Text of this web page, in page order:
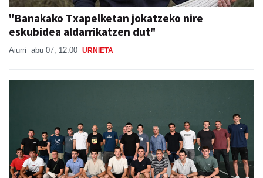
"Banakako Txapelketan jokatzeko nire
eskubidea aldarrikatzen dut"
Aiurri abu 07, 12:00 URNIETA